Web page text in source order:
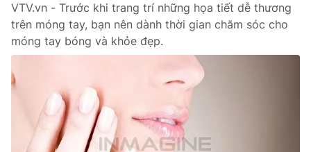
Chuyên mục khác
Emagazine Podcast
Photo Infographic
Video Shorts video
VTV.vn - Trước khi trang trí những họa tiết dễ thương
trên móng tay, bạn nên dành thời gian chăm sóc cho
móng tay bóng và khỏe đẹp.